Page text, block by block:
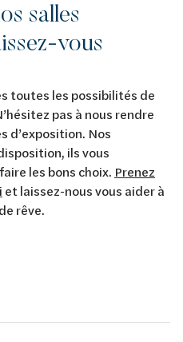
salles
vous
toutes les possibilités de
pas à nous rendre
d’exposition. Nos
ils vous
les bons choix. Prenez
et laissez-nous vous aider à
rêve.